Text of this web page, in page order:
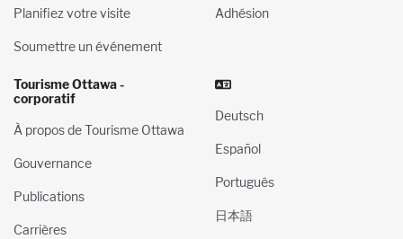
Planifiez votre visite
Soumettre un événement
Adhésion
Tourisme Ottawa -
corporatif
À propos de Tourisme Ottawa
Gouvernance
Publications
Carrières
Deutsch
Español
Português
日本語